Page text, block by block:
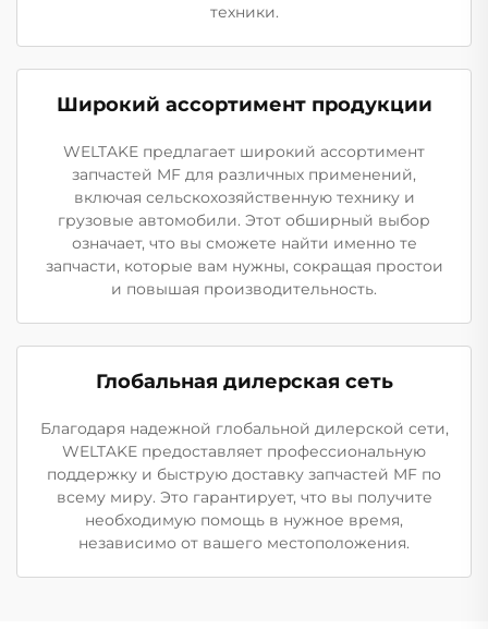
техники.
Широкий ассортимент продукции
WELTAKE предлагает широкий ассортимент
запчастей MF для различных применений,
включая сельскохозяйственную технику и
грузовые автомобили. Этот обширный выбор
означает, что вы сможете найти именно те
запчасти, которые вам нужны, сокращая простои
и повышая производительность.
Глобальная дилерская сеть
Благодаря надежной глобальной дилерской сети,
WELTAKE предоставляет профессиональную
поддержку и быструю доставку запчастей MF по
всему миру. Это гарантирует, что вы получите
необходимую помощь в нужное время,
независимо от вашего местоположения.